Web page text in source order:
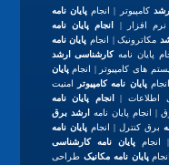
کامپیوتر | انجامپایان نامه
افزار |
انجام پایان نامه
مکاترونیک | انجام پایان نامه
پایان نامهکارشناسی ارشد
های کامپیوتر | انجامپایان
پایان نامه کامپیوتر
امنیت
اطلاعات |
انجام پایان نامه
| انجام پایان نامه
ارشد برق
برق کنترل | انجامپایان نامه
پایان نامه کارشناسی
پایان نامه مکانیک طراحی